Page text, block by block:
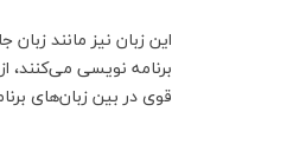
این زبان نیز مانند
برنامه نویسی می‌کنند،
قوی در بین زبان‌های